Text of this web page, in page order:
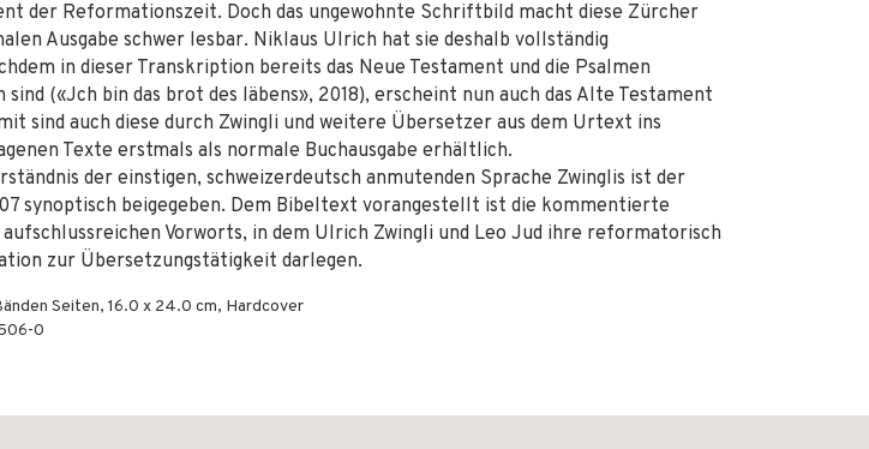
der Reformationszeit. Doch das ungewohnte Schriftbild macht diese Zürcher
Ausgabe schwer lesbar. Niklaus Ulrich hat sie deshalb vollständig
in dieser Transkription bereits das Neue Testament und die Psalmen
(«Jch bin das brot des läbens», 2018), erscheint nun auch das Alte Testament
sind auch diese durch Zwingli und weitere Übersetzer aus dem Urtext ins
Texte erstmals als normale Buchausgabe erhältlich.
der einstigen, schweizerdeutsch anmutenden Sprache Zwinglis ist der
synoptisch beigegeben. Dem Bibeltext vorangestellt ist die kommentierte
Vorworts, in dem Ulrich Zwingli und Leo Jud ihre reformatorisch
zur Übersetzungstätigkeit darlegen.
Seiten, 16.0 x 24.0 cm, Hardcover
0